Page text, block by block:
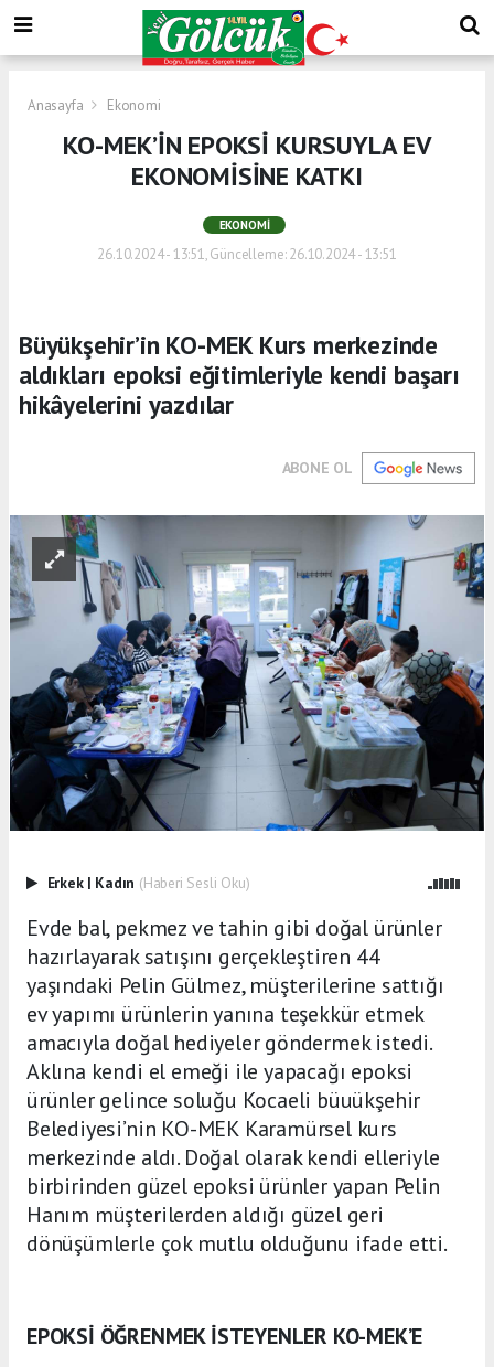
Anasayfa Ekonomi
KO-MEK’İN EPOKSİ KURSUYLA EV
EKONOMİSİNE KATKI
EKONOMI
26.10.2024 - 13:51, Güncelleme: 26.10.2024 - 13:51
Büyükşehir’in KO-MEK Kurs merkezinde
aldıkları epoksi eğitimleriyle kendi başarı
hikâyelerini yazdılar
ABONE OL
Erkek | Kadın (Haberi Sesli Oku)
Evde bal, pekmez ve tahin gibi doğal ürünler
hazırlayarak satışını gerçekleştiren 44
yaşındaki Pelin Gülmez, müşterilerine sattığı
ev yapımı ürünlerin yanına teşekkür etmek
amacıyla doğal hediyeler göndermek istedi.
Aklına kendi el emeği ile yapacağı epoksi
ürünler gelince soluğu Kocaeli büuükşehir
Belediyesi’nin KO-MEK Karamürsel kurs
merkezinde aldı. Doğal olarak kendi elleriyle
birbirinden güzel epoksi ürünler yapan Pelin
Hanım müşterilerden aldığı güzel geri
dönüşümlerle çok mutlu olduğunu ifade etti.
EPOKSİ ÖĞRENMEK İSTEYENLER KO-MEK’E